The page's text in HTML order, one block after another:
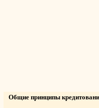
Общие принципы